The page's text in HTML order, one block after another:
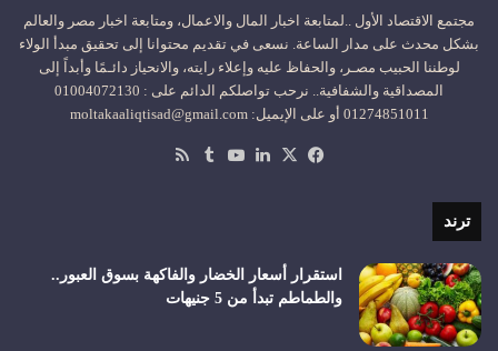
مجتمع الاقتصاد الأول ..لمتابعة اخبار المال والاعمال، ومتابعة اخبار مصر والعالم
بشكل محدث على مدار الساعة. نسعى في تقديم محتوانا إلى تحقيق مبدأ الولاء
لوطننا الحبيب مصـر، والحفاظ عليه وإعلاء رايته، والانحياز دائـمًا وأبداً إلى
المصداقية والشفافية.. نرحب تواصلكم الدائم على : 01004072130
01274851011 أو على الإيميل: moltakaaliqtisad@gmail.com
فيسبوك
‫X لينكدإن‫YouTube
ترند
استقرار أسعار الخضار والفاكهة بسوق العبور..
والطماطم تبدأ من 5 جنيهات